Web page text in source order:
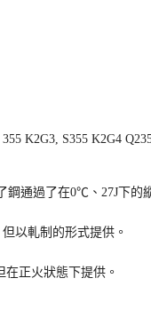
355 K2G3, S355 K2G4
鋼通過了在0℃、27J下的
以軋制的形式提供。
在正火狀態下提供。